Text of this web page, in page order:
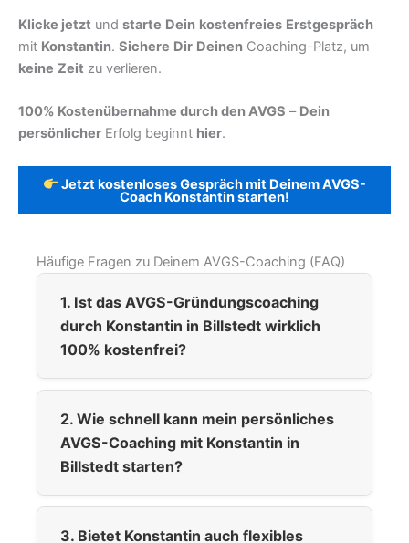
Klicke jetzt und starte Dein kostenfreies Erstgespräch
mit Konstantin. Sichere Dir Deinen Coaching-Platz, um
keine Zeit zu verlieren.
100% Kostenübernahme durch den AVGS – Dein
persönlicher Erfolg beginnt hier.
Jetzt kostenloses Gespräch mit Deinem AVGS-
Coach Konstantin starten!
Häufige Fragen zu Deinem AVGS-Coaching (FAQ)
1. Ist das AVGS-Gründungscoaching
durch Konstantin in Billstedt wirklich
100% kostenfrei?
2. Wie schnell kann mein persönliches
AVGS-Coaching mit Konstantin in
Billstedt starten?
3. Bietet Konstantin auch flexibles